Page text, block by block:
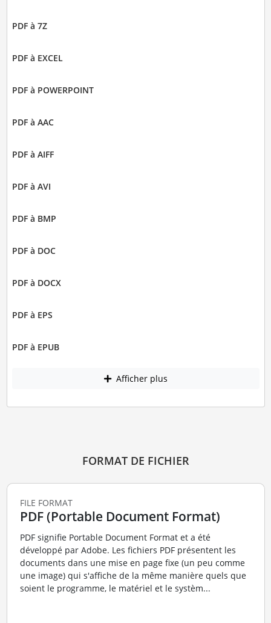
PDF à 7Z
PDF à EXCEL
PDF à POWERPOINT
PDF à AAC
PDF à AIFF
PDF à AVI
PDF à BMP
PDF à DOC
PDF à DOCX
PDF à EPS
PDF à EPUB
Afficher plus
FORMAT DE FICHIER
FILE FORMAT
PDF (Portable Document Format)
PDF signifie Portable Document Format et a été
développé par Adobe. Les fichiers PDF présentent les
documents dans une mise en page fixe (un peu comme
une image) qui s'affiche de la même manière quels que
soient le programme, le matériel et le systèm...